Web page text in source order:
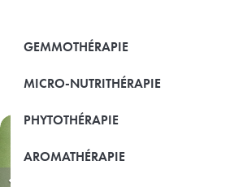
GEMMOTHÉRAPIE
MICRO-NUTRITHÉRAPIE
PHYTOTHÉRAPIE
AROMATHÉRAPIE
